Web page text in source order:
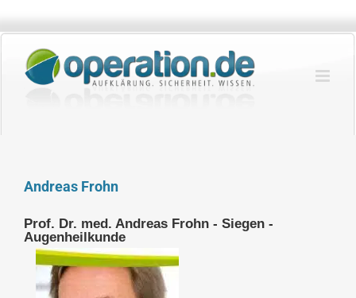
springen
Andreas Frohn
Prof. Dr. med. Andreas Frohn - Siegen -
Augenheilkunde